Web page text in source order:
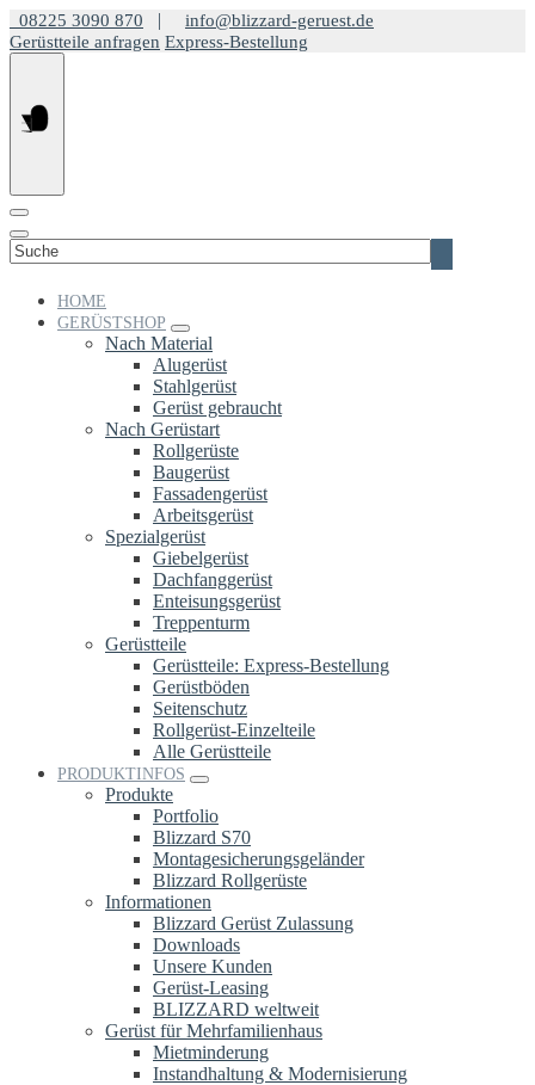
Springe
zum
Inhalt
08225 3090 870 |
info@blizzard-geruest.de
Gerüstteile anfragen Express-Bestellung
nach:
HOME
GERÜSTSHOP
Nach Material
Alugerüst
Stahlgerüst
Gerüst gebraucht
Nach Gerüstart
Rollgerüste
Baugerüst
Fassadengerüst
Arbeitsgerüst
Spezialgerüst
Giebelgerüst
Dachfanggerüst
Enteisungsgerüst
Treppenturm
Gerüstteile
Gerüstteile: Express-Bestellung
Gerüstböden
Seitenschutz
Rollgerüst-Einzelteile
Alle Gerüstteile
PRODUKTINFOS
Produkte
Portfolio
Blizzard S70
Montagesicherungsgeländer
Blizzard Rollgerüste
Informationen
Blizzard Gerüst Zulassung
Downloads
Unsere Kunden
Gerüst-Leasing
BLIZZARD weltweit
Gerüst für Mehrfamilienhaus
Mietminderung
Instandhaltung & Modernisierung